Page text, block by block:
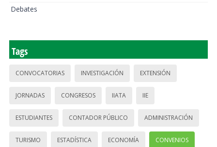
Debates
Tags
CONVOCATORIAS INVESTIGACIÓN EXTENSIÓN
JORNADAS CONGRESOS IIATA IIE
ESTUDIANTES CONTADOR PÚBLICO ADMINISTRACIÓN
TURISMO ESTADÍSTICA ECONOMÍA CONVENIOS